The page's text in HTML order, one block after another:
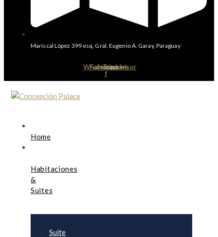
Mariscal López 399 esq. Gral. Eugenio A. Garay, Paraguay
Whatsapp
Facebook-
f
Instagram
Tripadvisor
Home
Habitaciones
&
Suites
Suite